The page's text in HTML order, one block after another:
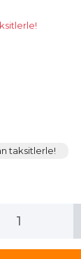
taksitlerle!